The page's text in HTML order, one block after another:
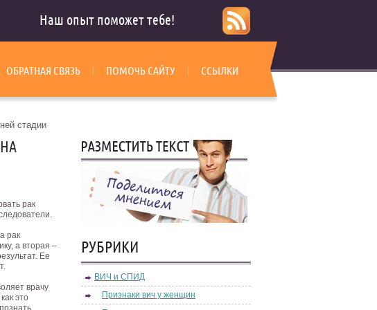
Наш опыт поможет тебе!
ОБРАТНАЯ СВЯЗЬ ПОМОЧЬ САЙТУ ССЫЛКИ
стадии
рак
рак
а вторая –
Ее
врачу
это
РУБРИКИ
ВИЧ и СПИД
Признаки вич у женщин